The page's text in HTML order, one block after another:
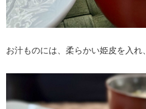
お汁ものには、柔らかい姫皮を入れ、